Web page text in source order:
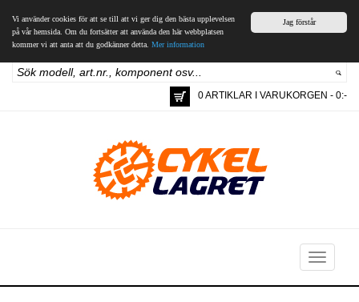
Jag förstår
Vi använder cookies för att se till att vi ger dig den bästa upplevelsen
på vår hemsida. Om du fortsätter att använda den här webbplatsen
kommer vi att anta att du godkänner detta. Mer information
0 ARTIKLAR I VARUKORGEN - 0:-
Toggle
navigation